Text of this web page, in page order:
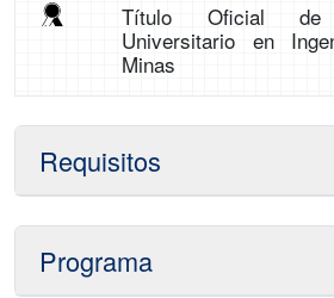
Título Oficial de
Universitario en
Minas
Requisitos
Programa